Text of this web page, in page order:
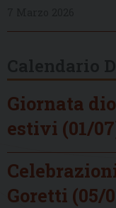
Giornata
estivi (01/
Goretti (05/